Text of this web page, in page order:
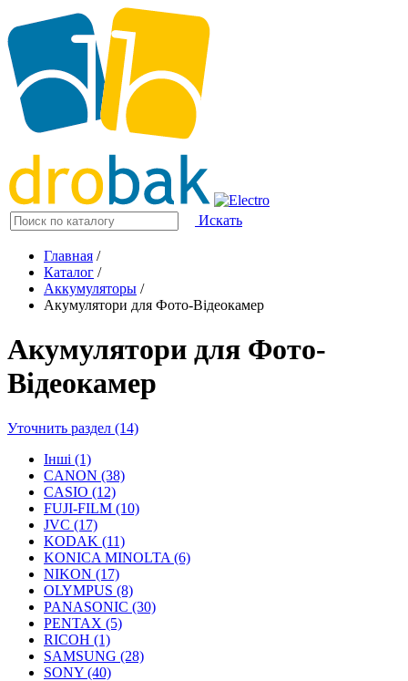
Искать
Главная /
Каталог /
Аккумуляторы /
Акумулятори для Фото-Відеокамер
Акумулятори для Фото-
Відеокамер
Уточнить раздел (14)
Інші (1)
CANON (38)
CASIO (12)
FUJI-FILM (10)
JVC (17)
KODAK (11)
KONICA MINOLTA (6)
NIKON (17)
OLYMPUS (8)
PANASONIC (30)
PENTAX (5)
RICOH (1)
SAMSUNG (28)
SONY (40)